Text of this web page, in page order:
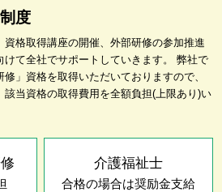
度
格取得講座の開催、外部研修の参加推進
けて全社でサポートしていきます。 弊社で
」資格を取得いただいておりますので、
当資格の取得費用を全額負担(上限あり)い
介護福祉士
合格の場合は奨励金支給